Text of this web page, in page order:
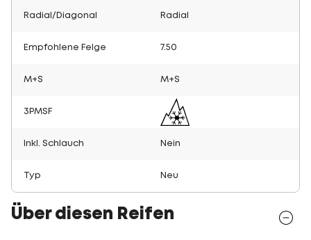
Radial/Diagonal Radial
Empfohlene Felge 7.50
M+S M+S
3PMSF
Inkl. Schlauch Nein
Typ Neu
Über diesen Reifen